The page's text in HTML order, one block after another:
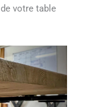
votre table